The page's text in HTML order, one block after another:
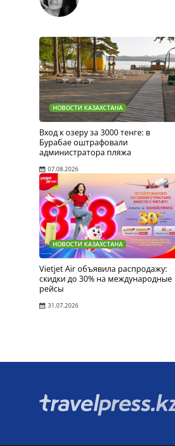
НОВОСТИ КАЗАХСТАНА
Вход к озеру за 3000 тенге: в
Бурабае оштрафовали
администратора пляжа
07.08.2026
НОВОСТИ КАЗАХСТАНА
Vietjet Air объявила распродажу:
скидки до 30% на международные
рейсы
31.07.2026